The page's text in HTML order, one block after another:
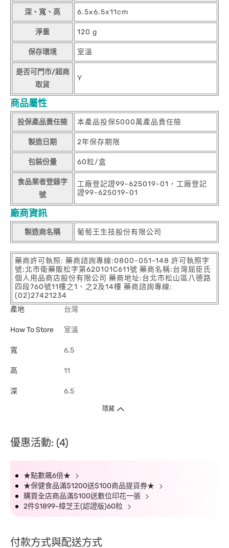
深、寬、高 6.5x6.5x11cm
淨重 120 g
保存環境 室溫
是否可門市/超商
取貨
Y
商品屬性
投保產品責任險 本產品投保5000萬產品責任險
製造日期 2年保存期限
包裝份量 60粒/盒
食品業者登錄字
號
工廠登記證99-625019-01，工廠登記
證99-625019-01
廠商資訊
製造商名稱 葡萄王生技股份有限公司
藥商許可執照: 藥商諮詢專線:0800-051-148 許可執照字
號:北市衛藥販松字第620101C611號 藥商名稱:台灣屈臣氏
個人用品商店股份有限公司 藥商地址:台北市松山區八德路
四段760號11樓之1、之2及14樓 藥商諮詢專線:
(02)27421234
產地
台灣
How To Store 室溫
寬 6.5
高 11
深 6.5
隱藏
優惠活動: (4)
★點數飆6倍★
★保健食品滿$1200送$100商品提貨券★
購買全店商品滿$100送數位印花一張
2件$1899-樟芝王(認證版)60粒
付款方式與配送方式